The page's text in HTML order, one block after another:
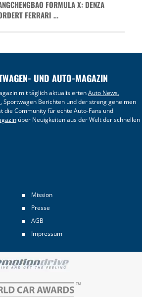
FORMULA X: DENZA
FERRARI …
UND AUTO-MAGAZIN
mit täglich aktualisiertenAuto News,
, Sportwagen Berichten und der streng geheimen
die Community für echte Auto-Fans und
über Neuigkeiten aus der Welt der schnellen
Mission
Presse
AGB
Impressum